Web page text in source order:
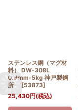
ステンレス鋼（マグ材
料） DW-308L
0.9mm-5kg 神戸製鋼
所
[53873]
25,430円(税込)